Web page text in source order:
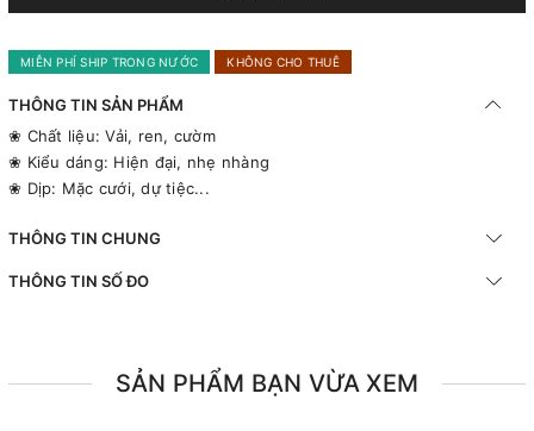
MIỄN PHÍ SHIP TRONG NƯỚC KHÔNG CHO THUÊ
THÔNG TIN SẢN PHẨM
❀ Chất liệu: Vải, ren, cườm
❀ Kiểu dáng: Hiện đại, nhẹ nhàng
❀ Dịp: Mặc cưới, dự tiệc...
THÔNG TIN CHUNG
THÔNG TIN SỐ ĐO
SẢN PHẨM BẠN VỪA XEM